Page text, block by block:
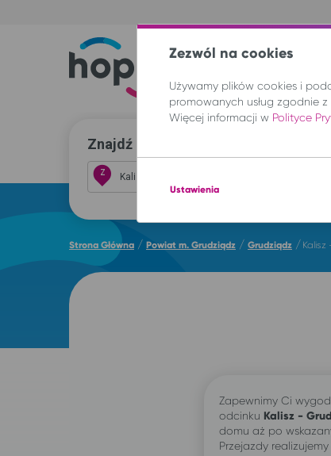
Znajdź przejazd i kup bilet
Z
Strona Główna / Powiat m. Grudziądz / Grudziądz /
Zapewnimy Ci
odcinku Kalisz -
domu aż po
Przejazdy
Zezwól na cookies
Używamy plików cookies i
promowanych usług zgodnie
Więcej informacji w Polityce
Ustawienia